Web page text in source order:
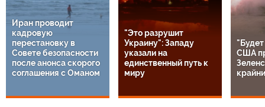
Иран проводит
кадровую
перестановку в
Совете безопасности
после анонса скорого
соглашения с Оманом
"Это разрушит
Украину": Западу
указали на
единственный путь к
миру
США